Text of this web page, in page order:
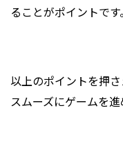
ることがポイントです。
以上のポイントを押
スムーズにゲームを進